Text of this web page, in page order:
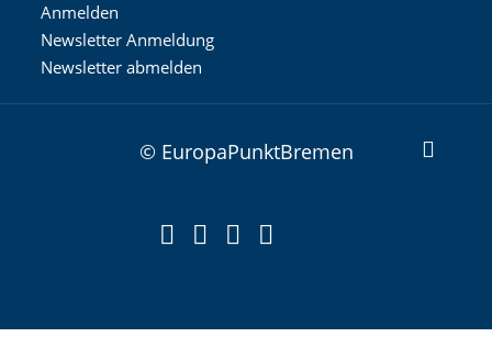
Anmelden
Newsletter Anmeldung
Newsletter abmelden
© EuropaPunktBremen